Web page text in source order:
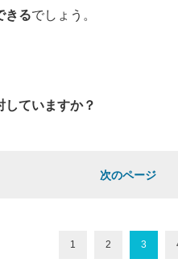
きるでしょう。
ていますか？
次のページ
1 2 3